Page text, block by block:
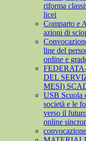
riforma
licei
Comparto e
azioni di
line del
ordine e
DEL
MESI)
USB Scuola
società e le
verso il
online